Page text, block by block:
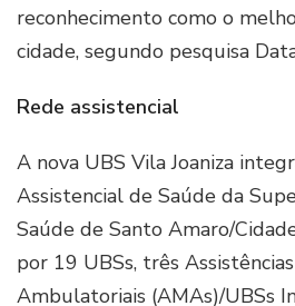
reconhecimento como o
cidade, segundo pesquisa
Rede assistencial
A nova UBS Vila Joaniza
Assistencial de Saúde da
Saúde de Santo Amaro/
por 19 UBSs, três
Ambulatoriais (AMAs)/UBSs